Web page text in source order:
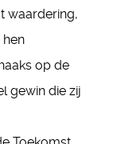
waardering,
op de
gewin die zij